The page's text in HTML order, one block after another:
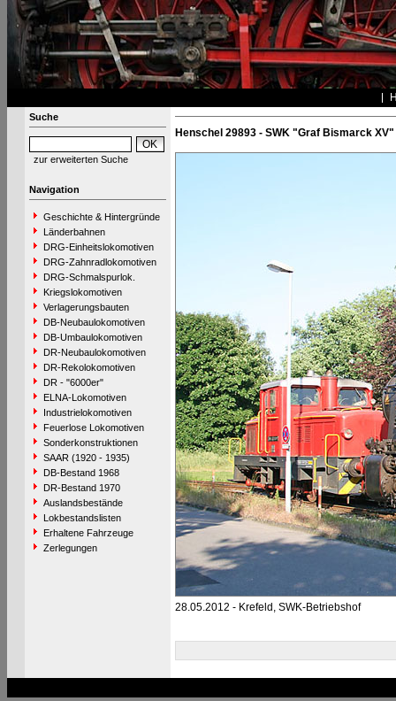
Suche
zur erweiterten Suche
Navigation
Geschichte & Hintergründe
Länderbahnen
DRG-Einheitslokomotiven
DRG-Zahnradlokomotiven
DRG-Schmalspurlok.
Kriegslokomotiven
Verlagerungsbauten
DB-Neubaulokomotiven
DB-Umbaulokomotiven
DR-Neubaulokomotiven
DR-Rekolokomotiven
DR - "6000er"
ELNA-Lokomotiven
Industrielokomotiven
Feuerlose Lokomotiven
Sonderkonstruktionen
SAAR (1920 - 1935)
DB-Bestand 1968
DR-Bestand 1970
Auslandsbestände
Lokbestandslisten
Erhaltene Fahrzeuge
Zerlegungen
Henschel 29893 - SWK "Graf Bismarck XV"
28.05.2012 - Krefeld, SWK-Betriebshof